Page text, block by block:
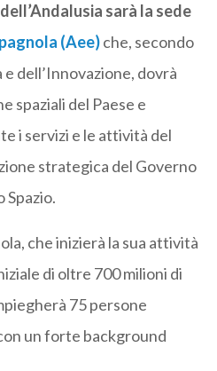
sarà la sede
(Aee)che, secondo
dell’Innovazione, dovrà
spaziali del Paese e
i servizi e le attività del
strategica del Governo
Spazio.
che inizierà la sua attività
di oltre 700 milioni di
75 persone
un forte background